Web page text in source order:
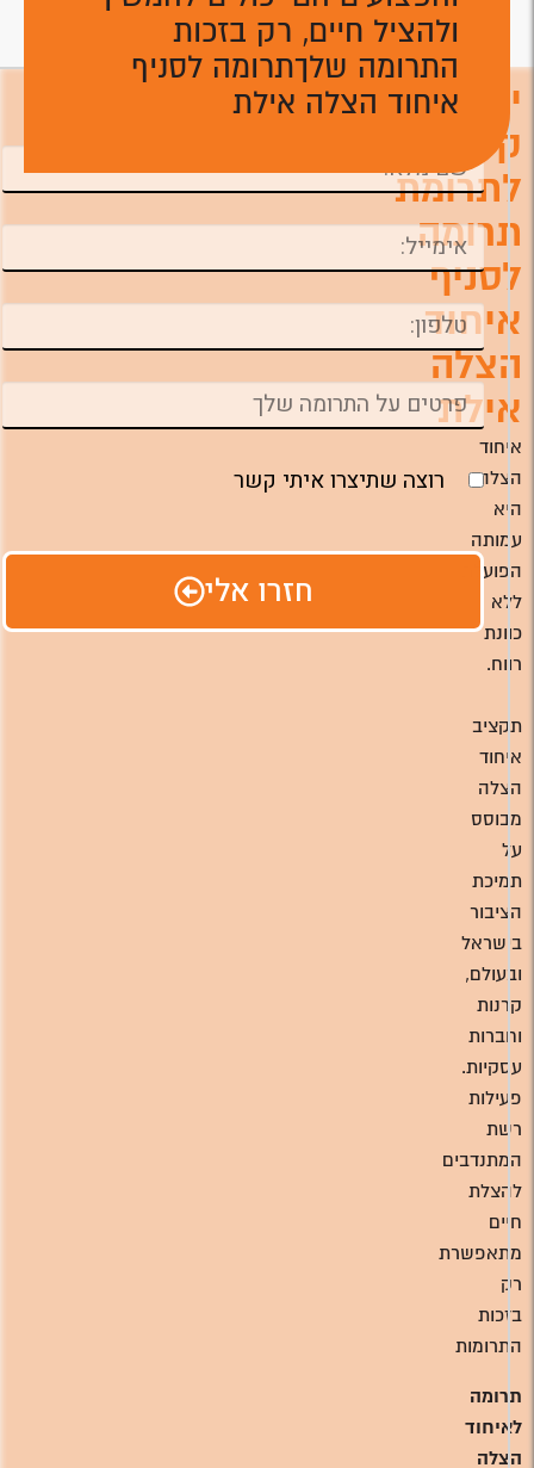
ולהציל חיים, רק בזכות
התרומה שלךתרומה לסניף
איחוד הצלה אילתיצירת
קשר
לתרומת
תרומה
לסניף
איחוד
הצלה
אילת
איחוד
הצלה
היא
עמותה
הפועלת
ללא
כוונת
רווח.
תקציב
איחוד
הצלה
מבוסס
על
תמיכת
הציבור
בישראל
ובעולם,
קרנות
וחברות
עסקיות.
פעילות
רשת
המתנדבים
להצלת
חיים
מתאפשרת
רק
בזכות
התרומות
תרומה
לאיחוד
הצלה
השאירו פרטים ונחזור אליכם טלפונית לביצוע
רוצה שתיצרו איתי קשר
חזרו אלי